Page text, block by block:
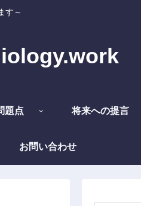
す～
題点 将来への提言
お問い合わせ